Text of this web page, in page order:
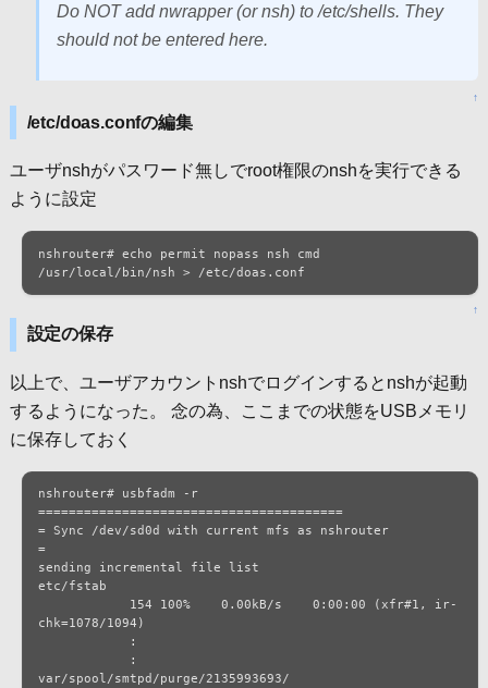
Do NOT add nwrapper (or nsh) to /etc/shells. They
should not be entered here.
↑
/etc/doas.confの編集
ユーザnshがパスワード無しでroot権限のnshを実行できる
ように設定
nshrouter# echo permit nopass nsh cmd
/usr/local/bin/nsh > /etc/doas.conf
↑
設定の保存
以上で、ユーザアカウントnshでログインするとnshが起動
するようになった。 念の為、ここまでの状態をUSBメモリ
に保存しておく
nshrouter# usbfadm -r
========================================
= Sync /dev/sd0d with current mfs as nshrouter
=
sending incremental file list
etc/fstab
chk=1078/1094)
var/spool/smtpd/purge/2135993693/